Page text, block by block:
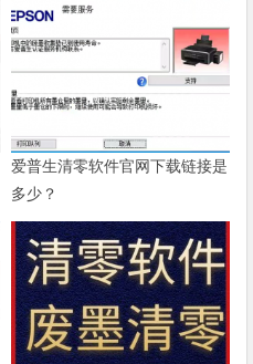
爱普生清零软件官网下载链接是
多少？